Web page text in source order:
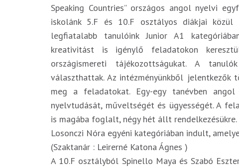
Speaking Countries” országos angol nyelvi
iskolánk 5.F és 10.F osztályos diákjai
legfiatalabb tanulóink Junior A1
kreativitást is igénylő feladatokon
országismereti tájékozottságukat. A
választhattak. Az intézményünkből
meg a feladatokat. Egy-egy tanévben
nyelvtudását, műveltségét és ügyességét. A
is magába foglalt, négy hét állt rendelkezésükre.
Losonczi Nóra egyéni kategóriában indult,
(Szaktanár : Leirerné Katona Ágnes )
A 10.F osztályból Spinello Maya és Szabó